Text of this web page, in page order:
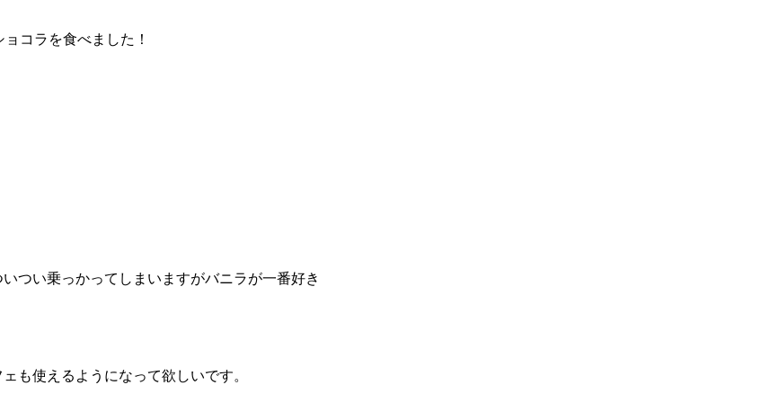
コラを食べました！
つい乗っかってしまいますがバニラが一番好き
も使えるようになって欲しいです。